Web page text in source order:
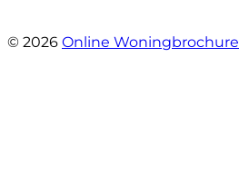
© 2026 Online Woningbrochure